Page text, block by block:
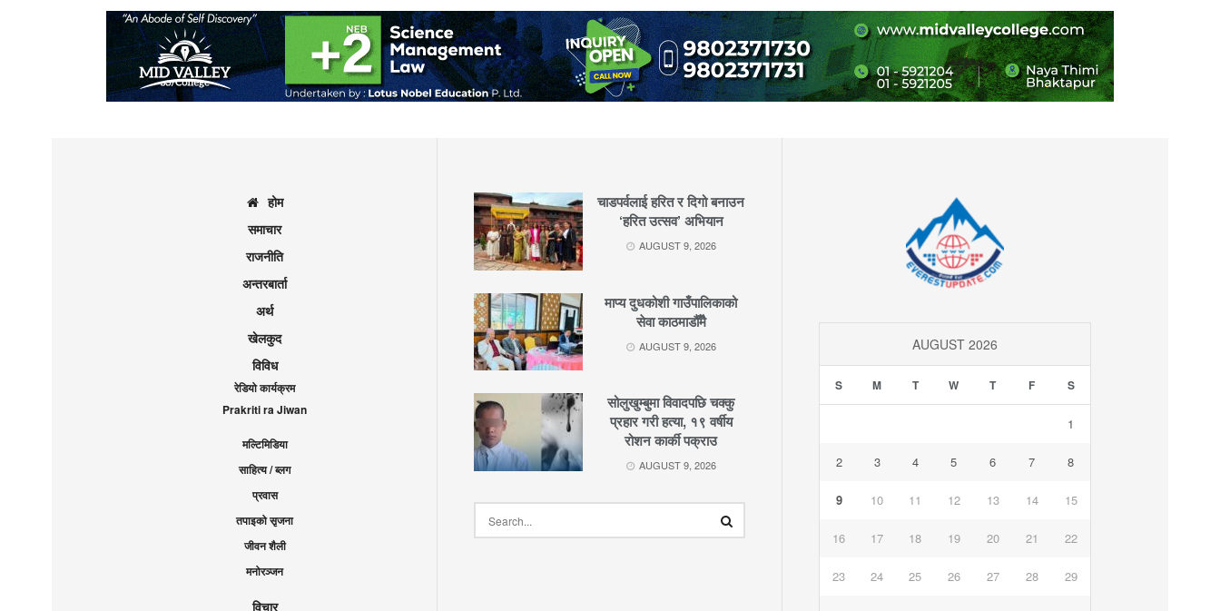
होम
समाचार
राजनीति
अन्तरबार्ता
अर्थ
खेलकुद
विविध
रेडियो कार्यक्रम
Prakriti ra Jiwan
मल्टिमिडिया
साहित्य / ब्लग
प्रवास
तपाइको सृजना
जीवन शैली
मनोरञ्जन
विचार
चाडपर्वलाई हरित र दिगो बनाउन
‘हरित उत्सव’ अभियान
AUGUST 9, 2026
माप्य दुधकोशी गाउँपालिकाको
सेवा काठमाडौँमै
AUGUST 9, 2026
सोलुखुम्बुमा विवादपछि चक्कु
प्रहार गरी हत्या, १९ वर्षीय
रोशन कार्की पक्राउ
AUGUST 9, 2026
AUGUST 2026
S M T W T F S
1
2 3 4 5 6 7 8
9 10 11 12 13 14 15
16 17 18 19 20 21 22
23 24 25 26 27 28 29